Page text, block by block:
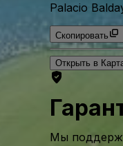
Palacio
Скопировать
Открыть в
Мы